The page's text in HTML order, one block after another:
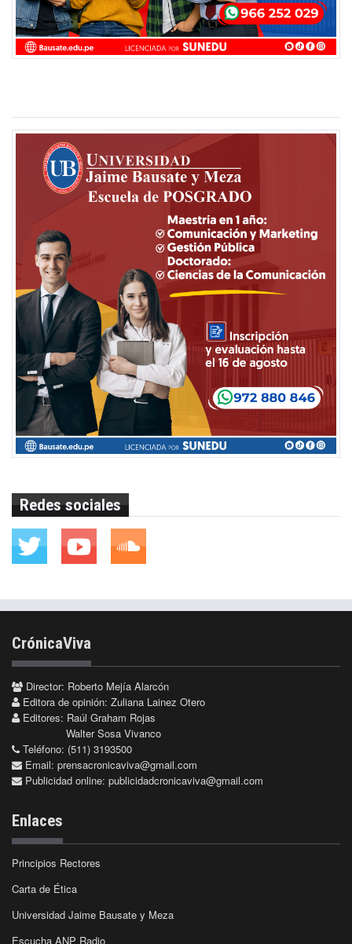
Redes sociales
CrónicaViva
Director: Roberto Mejía Alarcón
Editora de opinión: Zuliana Lainez Otero
Editores: Raúl Graham Rojas
Walter Sosa Vivanco
Teléfono: (511) 3193500
Email: prensacronicaviva@gmail.com
Publicidad online: publicidadcronicaviva@gmail.com
Enlaces
Principios Rectores
Carta de Ética
Universidad Jaime Bausate y Meza
Escucha ANP Radio